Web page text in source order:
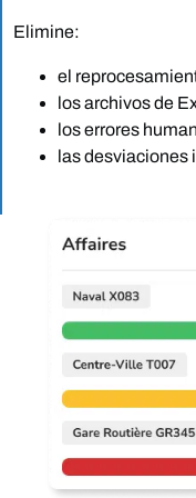
Elimine:
el
los archivos de
los errores
las desviaciones